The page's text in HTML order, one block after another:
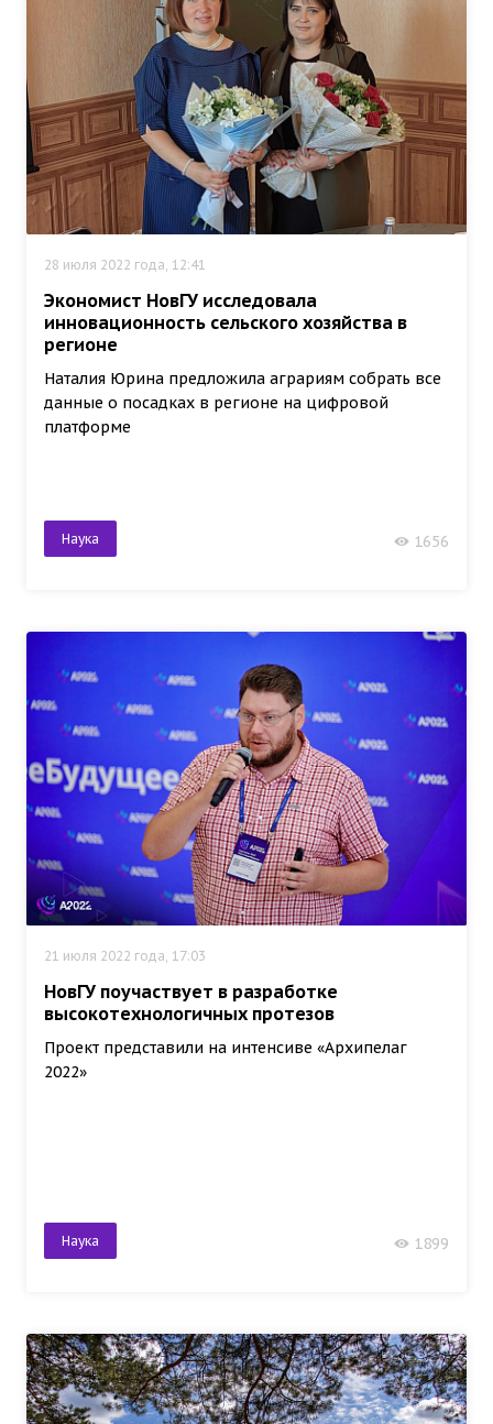
28 июля 2022 года, 12:41
Экономист НовГУ исследовала
инновационность сельского хозяйства в
регионе
Наталия Юрина предложила аграриям собрать все
данные о посадках в регионе на цифровой
платформе
Наука 1656
21 июля 2022 года, 17:03
НовГУ поучаствует в разработке
высокотехнологичных протезов
Проект представили на интенсиве «Архипелаг
2022»
Наука 1899